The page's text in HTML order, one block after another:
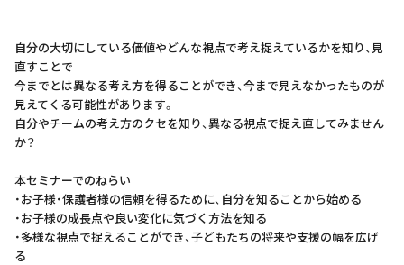
自分の大切にしている価値やどんな視点で考え捉えているかを知り、見
直すことで
今までとは異なる考え方を得ることができ、今まで見えなかったものが
見えてくる可能性があります。
自分やチームの考え方のクセを知り、異なる視点で捉え直してみません
か？
本セミナーでのねらい
・お子様・保護者様の信頼を得るために、自分を知ることから始める
・お子様の成長点や良い変化に気づく方法を知る
・多様な視点で捉えることができ、子どもたちの将来や支援の幅を広げ
る